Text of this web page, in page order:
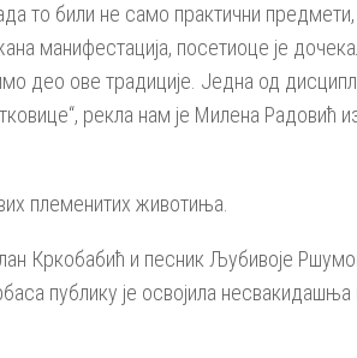
то били не само практични
манифестација, посетиоце је
део ове традиције. Једна од
рекла нам је Милена Радовић
племенитих животиња.
Кркобабић и песник Љубивоје
публику је освојила